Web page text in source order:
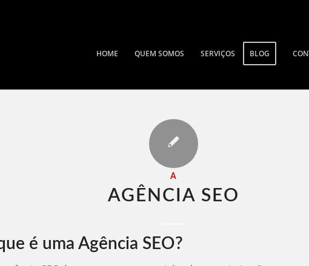
HOME QUEM SOMOS SERVIÇOS BLOG
A
AGÊNCIA SEO​
é uma Agência SEO?